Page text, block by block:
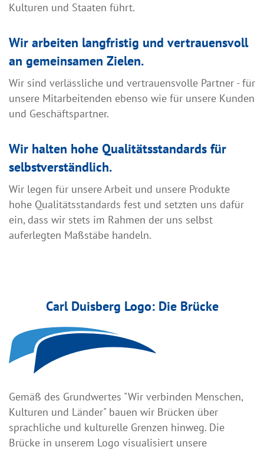
Kulturen und Staaten führt.
Wir arbeiten langfristig und vertrauensvoll
an gemeinsamen Zielen.
Wir sind verlässliche und vertrauensvolle Partner - für
unsere Mitarbeitenden ebenso wie für unsere Kunden
und Geschäftspartner.
Wir halten hohe Qualitätsstandards für
selbstverständlich.
Wir legen für unsere Arbeit und unsere Produkte
hohe Qualitätsstandards fest und setzten uns dafür
ein, dass wir stets im Rahmen der uns selbst
auferlegten Maßstäbe handeln.
Carl Duisberg Logo: Die Brücke
Gemäß des Grundwertes "Wir verbinden Menschen,
Kulturen und Länder" bauen wir Brücken über
sprachliche und kulturelle Grenzen hinweg. Die
Brücke in unserem Logo visualisiert unsere